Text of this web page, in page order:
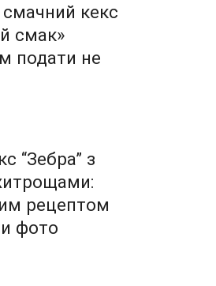
кекс
смак»
подати не
“Зебра” з
рецептом
фото